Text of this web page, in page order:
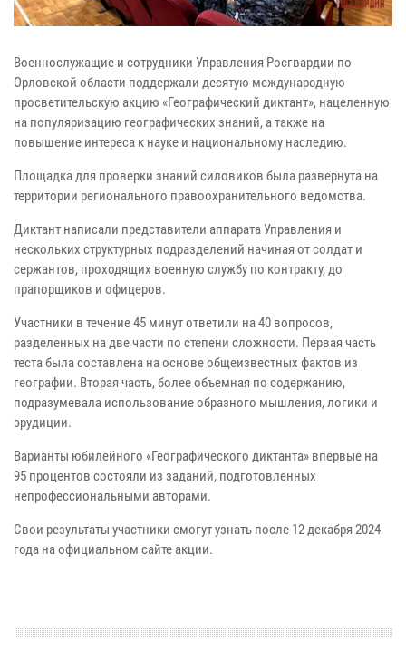
Военнослужащие и сотрудники Управления Росгвардии по
Орловской области поддержали десятую международную
просветительскую акцию «Географический диктант», нацеленную
на популяризацию географических знаний, а также на
повышение интереса к науке и национальному наследию.
Площадка для проверки знаний силовиков была развернута на
территории регионального правоохранительного ведомства.
Диктант написали представители аппарата Управления и
нескольких структурных подразделений начиная от солдат и
сержантов, проходящих военную службу по контракту, до
прапорщиков и офицеров.
Участники в течение 45 минут ответили на 40 вопросов,
разделенных на две части по степени сложности. Первая часть
теста была составлена на основе общеизвестных фактов из
географии. Вторая часть, более объемная по содержанию,
подразумевала использование образного мышления, логики и
эрудиции.
Варианты юбилейного «Географического диктанта» впервые на
95 процентов состояли из заданий, подготовленных
непрофессиональными авторами.
Свои результаты участники смогут узнать после 12 декабря 2024
года на официальном сайте акции.